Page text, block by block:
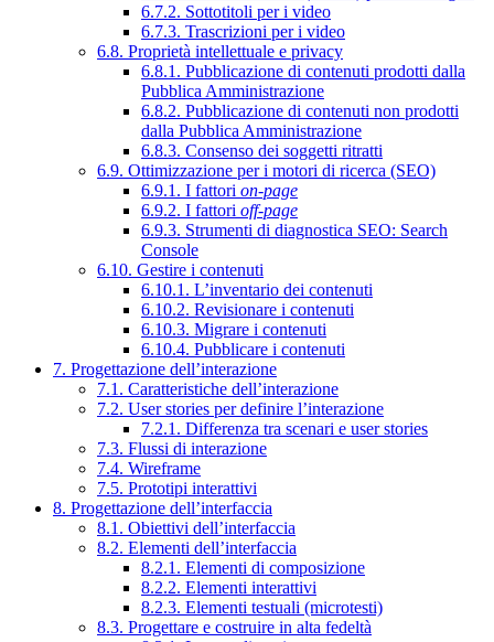
6.7.2. Sottotitoli per i video
6.7.3. Trascrizioni per i video
6.8. Proprietà intellettuale e privacy
6.8.1. Pubblicazione di contenuti prodotti dalla
Pubblica Amministrazione
6.8.2. Pubblicazione di contenuti non prodotti
dalla Pubblica Amministrazione
6.8.3. Consenso dei soggetti ritratti
6.9. Ottimizzazione per i motori di ricerca (SEO)
6.9.1. I fattori on-page
6.9.2. I fattori off-page
6.9.3. Strumenti di diagnostica SEO: Search
Console
6.10. Gestire i contenuti
6.10.1. L’inventario dei contenuti
6.10.2. Revisionare i contenuti
6.10.3. Migrare i contenuti
6.10.4. Pubblicare i contenuti
7. Progettazione dell’interazione
7.1. Caratteristiche dell’interazione
7.2. User stories per definire l’interazione
7.2.1. Differenza tra scenari e user stories
7.3. Flussi di interazione
7.4. Wireframe
7.5. Prototipi interattivi
8. Progettazione dell’interfaccia
8.1. Obiettivi dell’interfaccia
8.2. Elementi dell’interfaccia
8.2.1. Elementi di composizione
8.2.2. Elementi interattivi
8.2.3. Elementi testuali (microtesti)
8.3. Progettare e costruire in alta fedeltà